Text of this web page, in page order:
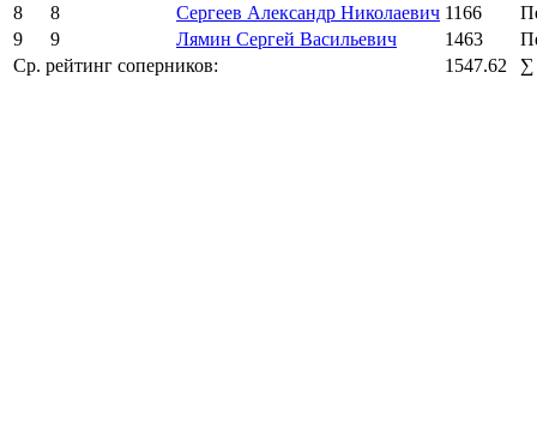
8
8 Сергеев Александр Николаевич 1166
9
9 Лямин Сергей Васильевич 1463
Ср. рейтинг соперников:
1547.62 ∑